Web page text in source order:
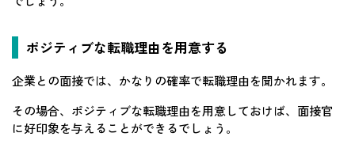
ポジティブな転職理由を用意する
企業との面接では、かなりの確率で転職理由を聞かれます。
その場合、ポジティブな転職理由を用意しておけば、面接官
に好印象を与えることができるでしょう。